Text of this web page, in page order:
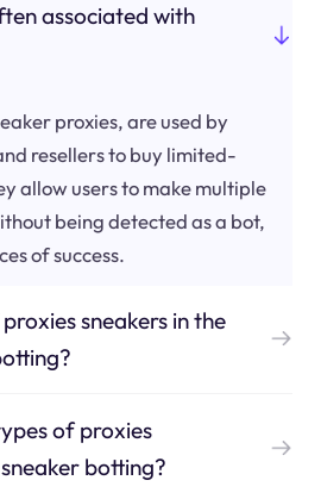
associated with
proxies, are used by
resellers to buy limited-
allow users to make multiple
being detected as a bot,
of success.
sneakers in the
of proxies
botting?